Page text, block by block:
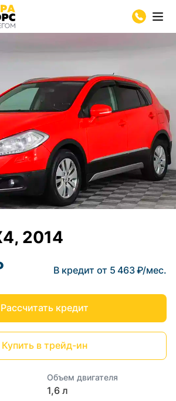
2014
В кредит от 5 463 ₽/мес.
Рассчитать кредит
Купить в трейд-ин
Объем двигателя
1,6 л